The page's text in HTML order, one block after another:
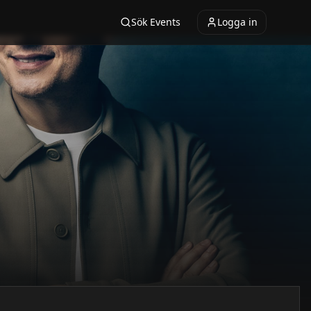
Sök Events Logga in